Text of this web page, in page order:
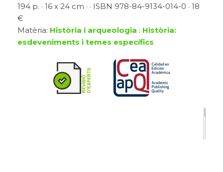
194 p. · 16 x 24 cm · · ISBN 978-84-9134-014-0 · 18
€
Matèria: Història i arqueologia : Història:
esdeveniments i temes específics